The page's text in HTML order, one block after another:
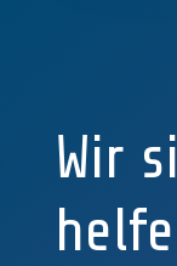
Wir